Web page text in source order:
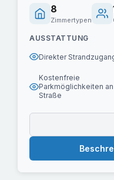
8
Zimmertypen
AUSSTATTUNG
Direkter
Kostenfreie
Parkmöglichkeiten
Straße